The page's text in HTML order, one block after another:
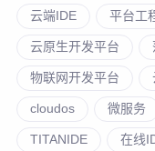
云端IDE 平台工
云原生开发平台
物联网开发平台
cloudos 微服务
TITANIDE 在线